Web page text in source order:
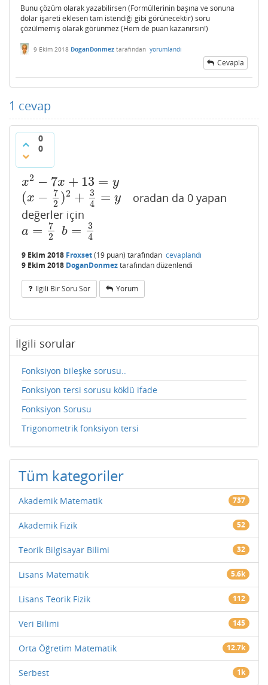
Bunu çözüm olarak yazabilirsen (Formüllerinin başına ve sonuna
dolar işareti eklesen tam istendiği gibi görünecektir) soru
çözülmemiş olarak görünmez (Hem de puan kazanırsın!)
9 Ekim 2018 DoganDonmez tarafından yorumlandı
Cevapla
1 cevap
0
0
x2 − 7x + 13 = y
x2− 7x +13 =y
(x −
7
2 )2 + 3
4
= y
(x− 72 2+34 =y
oradan da 0 yapan
değerler için
a =
7
2
a=72 b =
3
4
b =34
9 Ekim 2018 Froxset(19 puan) tarafından cevaplandı
9 Ekim 2018 DoganDonmeztarafındandüzenlendi
Ilgili Bir Soru Sor Yorum
İlgili sorular
Fonksiyon bileşke sorusu..
Fonksiyon tersi sorusu köklü ifade
Fonksiyon Sorusu
Trigonometrik fonksiyon tersi
Tüm kategoriler
Akademik Matematik 737
Akademik Fizik 52
Teorik Bilgisayar Bilimi 32
Lisans Matematik 5.6k
Lisans Teorik Fizik 112
Veri Bilimi 145
Orta Öğretim Matematik 12.7k
Serbest 1k